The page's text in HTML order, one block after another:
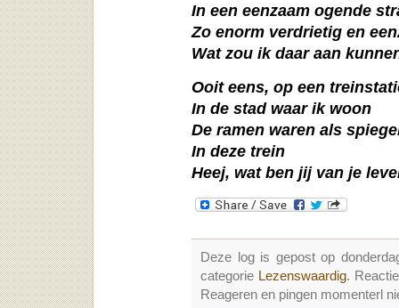
In een eenzaam ogende
Zo enorm verdrietig en
Wat zou ik daar aan
Ooit eens, op een
In de stad waar ik woon
De ramen waren als
In deze trein
Heej, wat ben jij van je
Deze log is gepost op
categorie Lezenswaardig.
Reageren en pingen momenterl